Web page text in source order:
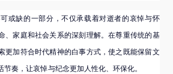
或缺的一部分，不仅承载着对逝者的哀悼与怀
、家庭和社会关系的深刻理解。在尊重传统的基
更加符合时代精神的白事方式，使之既能保留文
奏，让哀悼与纪念更加人性化、环保化。